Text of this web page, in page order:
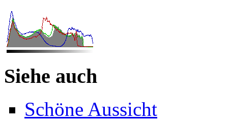
Siehe auch
Schöne Aussicht